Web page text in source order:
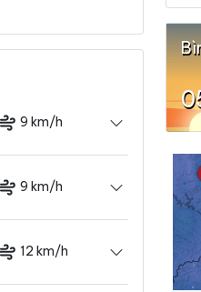
9 km/h
9 km/h
12 km/h